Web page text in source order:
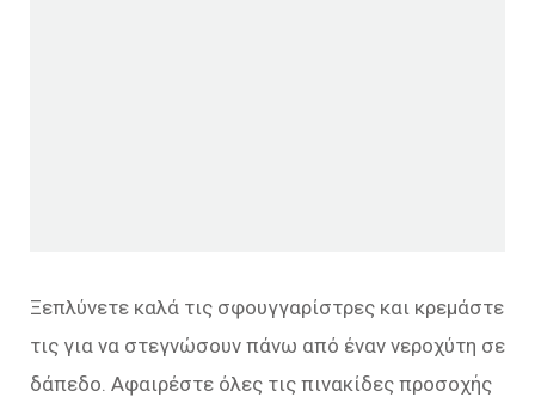
Ξεπλύνετε καλά τις σφουγγαρίστρες και κρεμάστε
τις για να στεγνώσουν πάνω από έναν νεροχύτη σε
δάπεδο. Αφαιρέστε όλες τις πινακίδες προσοχής